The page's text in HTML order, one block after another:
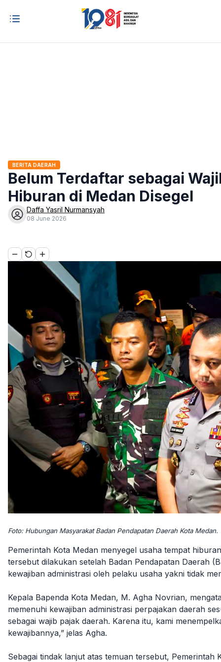
BERITA DAERAH
Belum Terdaftar sebagai
Hiburan di Medan Disegel
Daffa Yasril Nurmansyah
08 June 2026
Foto: Hubungan Masyarakat Badan Pendapatan Daerah Kota Medan.
Pemerintah Kota Medan menyegel usaha tempat
tersebut dilakukan setelah Badan Pendapatan Daerah
kewajiban administrasi oleh pelaku usaha yakni tidak
Kepala Bapenda Kota Medan, M. Agha Novrian,
memenuhi kewajiban administrasi perpajakan daerah
sebagai wajib pajak daerah. Karena itu, kami
kewajibannya,” jelas Agha.
Sebagai tindak lanjut atas temuan tersebut,